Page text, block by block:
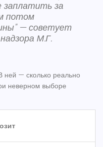
за
потом
— советует
М.Г.
ней — сколько реально
неверном выборе